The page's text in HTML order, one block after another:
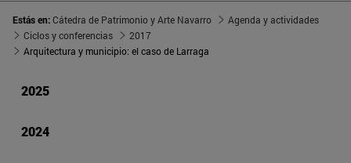
Estás en:Cátedra de Patrimonio y Arte Navarro
Agenda y actividades
Ciclos y conferencias
2017
Arquitectura y municipio: el caso de Larraga
2025
2024